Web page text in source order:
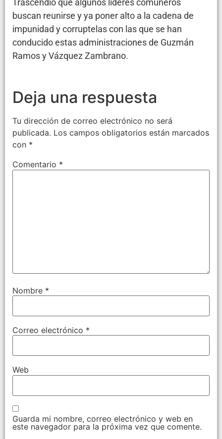
Trascendió que algunos líderes comuneros
buscan reunirse y ya poner alto a la cadena de
impunidad y corruptelas con las que se han
conducido estas administraciones de Guzmán
Ramos y Vázquez Zambrano.
Deja una respuesta
Tu dirección de correo electrónico no será
publicada. Los campos obligatorios están marcados
con *
Comentario *
Nombre *
Correo electrónico *
Web
Guarda mi nombre, correo electrónico y web en
este navegador para la próxima vez que comente.